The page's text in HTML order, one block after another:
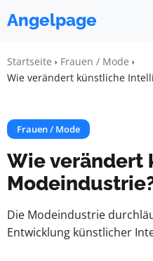
Angelpage
Startseite
Frauen / Mode
Wie verändert künstliche
Frauen / Mode
Wie verändert
Die Modeindustrie
Entwicklung künstlicher